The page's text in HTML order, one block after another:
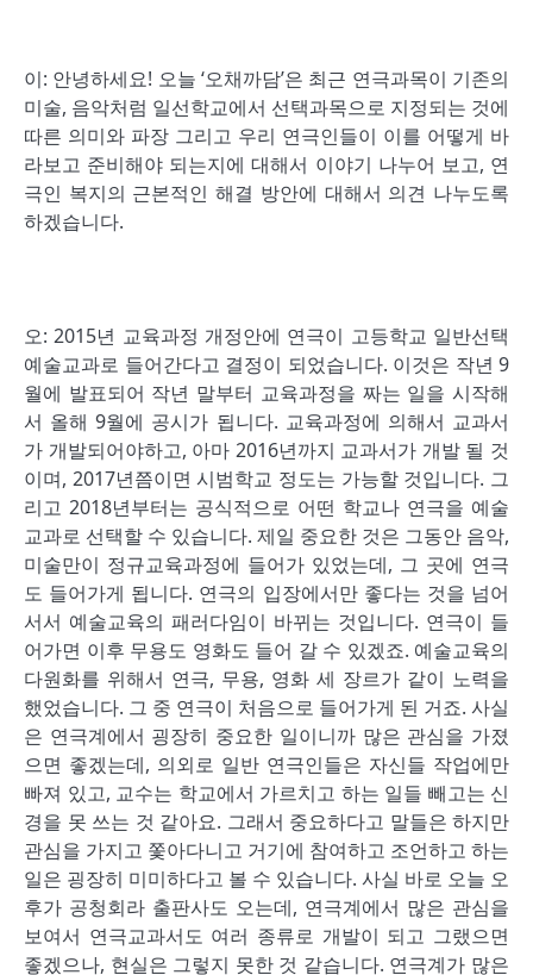
이: 안녕하세요! 오늘 ‘오채까담’은 최근 연극과목이 기존의
미술, 음악처럼 일선학교에서 선택과목으로 지정되는 것에
따른 의미와 파장 그리고 우리 연극인들이 이를 어떻게 바
라보고 준비해야 되는지에 대해서 이야기 나누어 보고, 연
극인 복지의 근본적인 해결 방안에 대해서 의견 나누도록
하겠습니다.
오: 2015년 교육과정 개정안에 연극이 고등학교 일반선택
예술교과로 들어간다고 결정이 되었습니다. 이것은 작년 9
월에 발표되어 작년 말부터 교육과정을 짜는 일을 시작해
서 올해 9월에 공시가 됩니다. 교육과정에 의해서 교과서
가 개발되어야하고, 아마 2016년까지 교과서가 개발 될 것
이며, 2017년쯤이면 시범학교 정도는 가능할 것입니다. 그
리고 2018년부터는 공식적으로 어떤 학교나 연극을 예술
교과로 선택할 수 있습니다. 제일 중요한 것은 그동안 음악,
미술만이 정규교육과정에 들어가 있었는데, 그 곳에 연극
도 들어가게 됩니다. 연극의 입장에서만 좋다는 것을 넘어
서서 예술교육의 패러다임이 바뀌는 것입니다. 연극이 들
어가면 이후 무용도 영화도 들어 갈 수 있겠죠. 예술교육의
다원화를 위해서 연극, 무용, 영화 세 장르가 같이 노력을
했었습니다. 그 중 연극이 처음으로 들어가게 된 거죠. 사실
은 연극계에서 굉장히 중요한 일이니까 많은 관심을 가졌
으면 좋겠는데, 의외로 일반 연극인들은 자신들 작업에만
빠져 있고, 교수는 학교에서 가르치고 하는 일들 빼고는 신
경을 못 쓰는 것 같아요. 그래서 중요하다고 말들은 하지만
관심을 가지고 쫓아다니고 거기에 참여하고 조언하고 하는
일은 굉장히 미미하다고 볼 수 있습니다. 사실 바로 오늘 오
후가 공청회라 출판사도 오는데, 연극계에서 많은 관심을
보여서 연극교과서도 여러 종류로 개발이 되고 그랬으면
좋겠으나, 현실은 그렇지 못한 것 같습니다. 연극계가 많은